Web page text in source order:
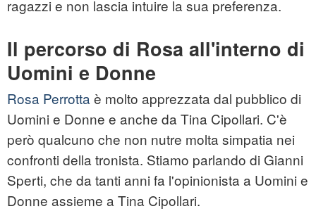
ragazzi e non lascia intuire la sua preferenza.
Il percorso di Rosa all'interno di
Uomini e Donne
Rosa Perrotta è molto apprezzata dal pubblico di
Uomini e Donne e anche da Tina Cipollari. C'è
però qualcuno che non nutre molta simpatia nei
confronti della tronista. Stiamo parlando di Gianni
Sperti, che da tanti anni fa l'opinionista a Uomini e
Donne assieme a Tina Cipollari.